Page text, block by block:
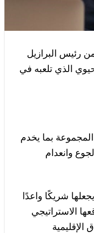
رئيس البرازيل
الذي تلعبه في
بما يخدم
وانعدام
شريكًا واعدًا
الاستراتيجي
الإقليمية